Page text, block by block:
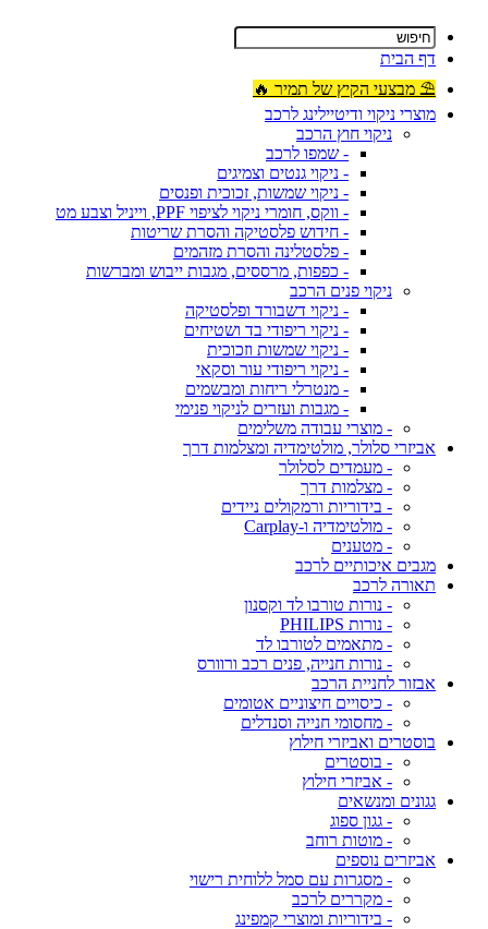
דף הבית
⛱ מבצעי הקיץ של תמיר 🔥
מוצרי ניקוי ודיטיילינג לרכב
ניקוי חוץ הרכב
- שמפו לרכב
- ניקוי גנטים וצמיגים
- ניקוי שמשות, זכוכית ופנסים
- ווקס, חומרי ניקוי לציפוי PPF, וייניל וצבע מט
- חידוש פלסטיקה והסרת שריטות
- פלסטלינה והסרת מזהמים
- כפפות, מרססים, מגבות ייבוש ומברשות
ניקוי פנים הרכב
- ניקוי דשבורד ופלסטיקה
- ניקוי ריפודי בד ושטיחים
- ניקוי שמשות וזכוכית
- ניקוי ריפודי עור וסקאי
- מנטרלי ריחות ומבשמים
- מגבות ועזרים לניקוי פנימי
- מוצרי עבודה משלימים
אביזרי סלולר, מולטימדיה ומצלמות דרך
- מעמדים לסלולר
- מצלמות דרך
- בידוריות ורמקולים ניידים
- מולטימדיה ו-Carplay
- מטענים
מגבים איכותיים לרכב
תאורה לרכב
- נורות טורבו לד וקסנון
- נורות PHILIPS
- מתאמים לטורבו לד
- נורות חנייה, פנים רכב ורוורס
אבזור לחניית הרכב
- כיסויים חיצוניים אטומים
- מחסומי חנייה וסנדלים
בוסטרים ואביזרי חילוץ
- בוסטרים
- אביזרי חילוץ
גגונים ומנשאים
- גגון ספוג
- מוטות רוחב
אביזרים נוספים
- מסגרות עם סמל ללוחית רישוי
- מקררים לרכב
- בידוריות ומוצרי קמפינג